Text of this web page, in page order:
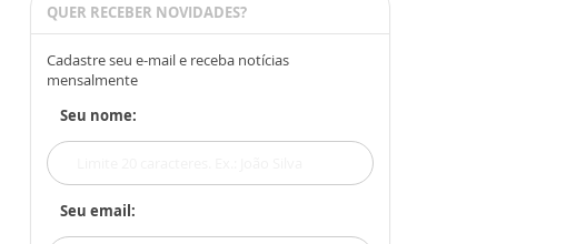
QUER RECEBER NOVIDADES?
Cadastre seu e-mail e receba notícias
mensalmente
Seu nome:
Seu email: